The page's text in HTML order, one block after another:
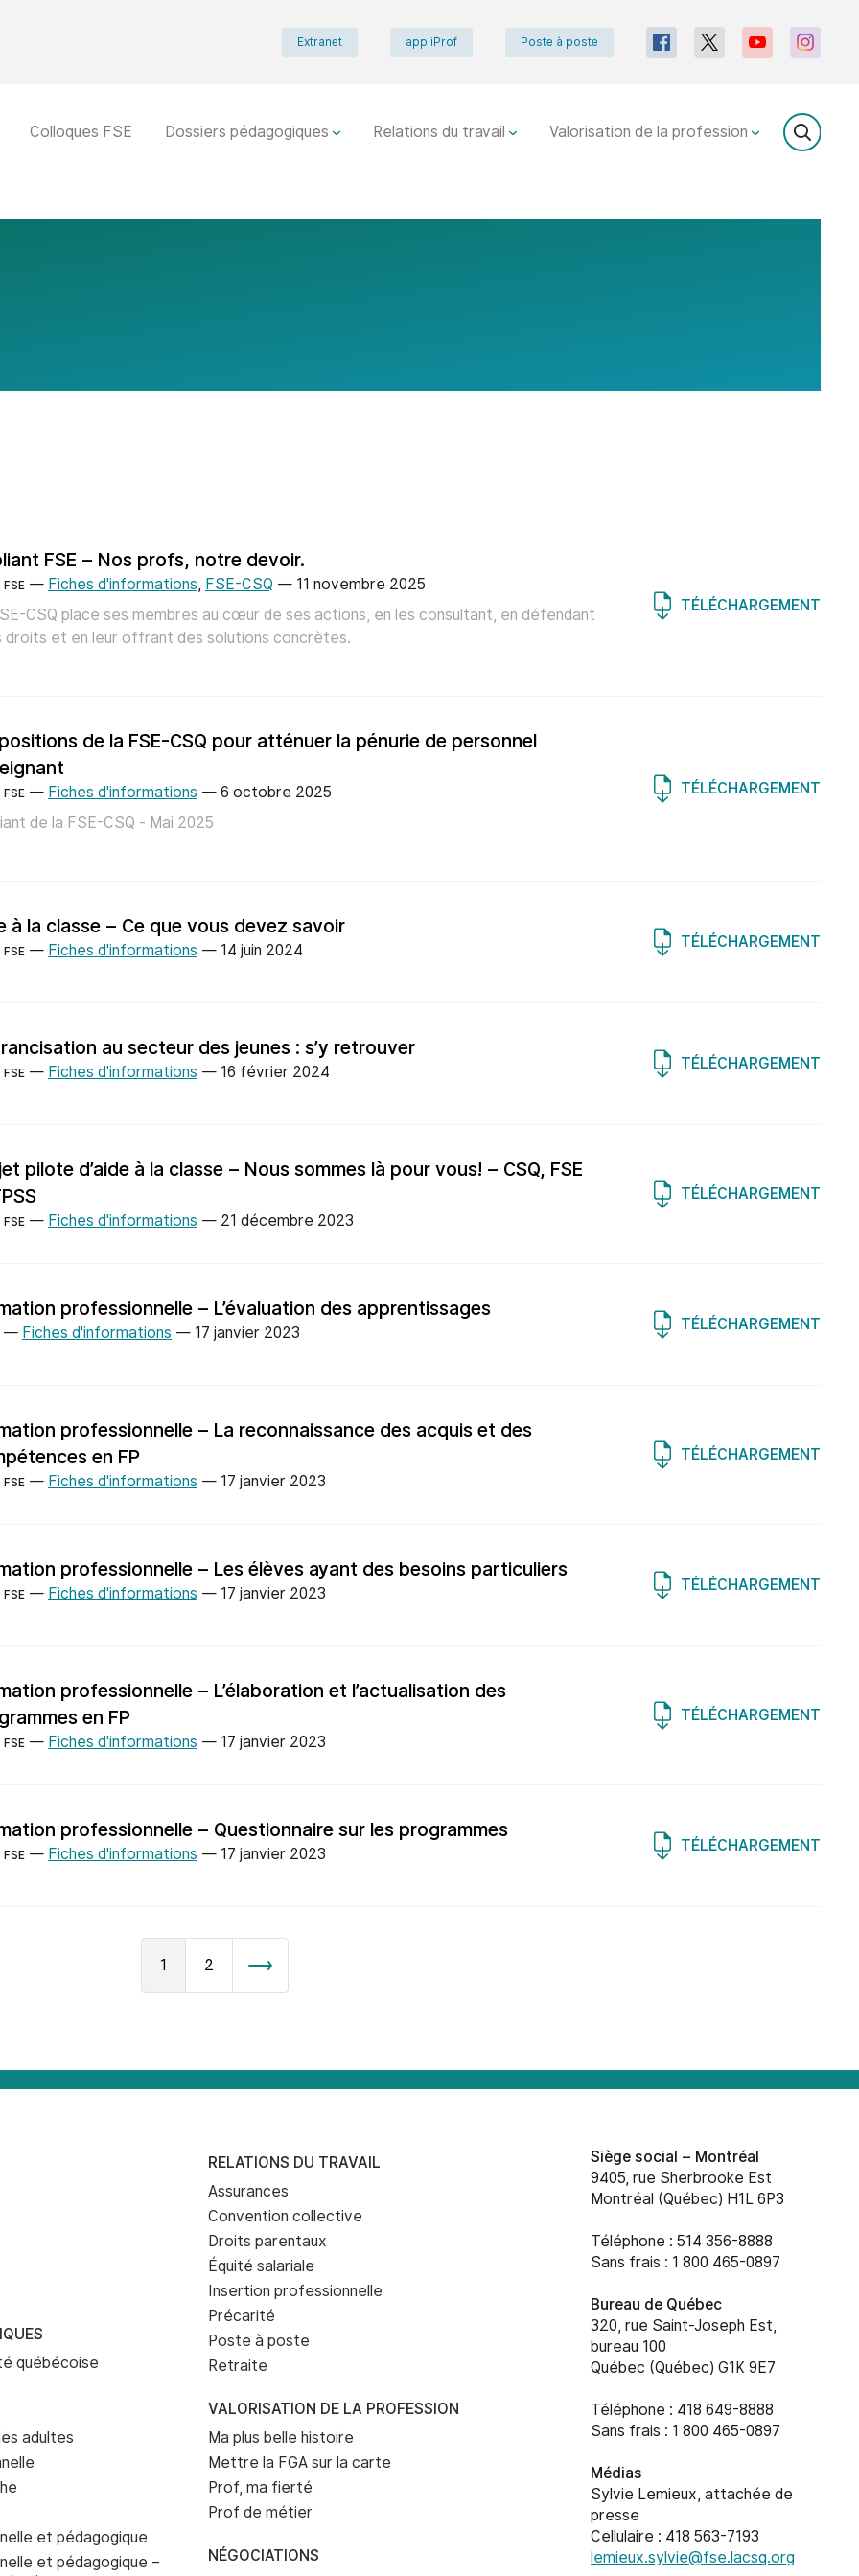
Extranet appliProf Poste à poste
Colloques FSE Dossiers pédagogiques Relations du travail Valorisation de la profession
FSE – Nos profs, notre devoir.
FSE — Fiches d'informations, FSE-CSQ — 11 novembre 2025
CSQ place ses membres au cœur de ses actions, en les consultant, en défendant
droits et en leur offrant des solutions concrètes.
TÉLÉCHARGEMENT
de la FSE-CSQ pour atténuer la pénurie de personnel
FSE — Fiches d'informations — 6 octobre 2025
de la FSE-CSQ - Mai 2025
TÉLÉCHARGEMENT
à la classe – Ce que vous devez savoir
FSE — Fiches d'informations — 14 juin 2024 TÉLÉCHARGEMENT
au secteur des jeunes : s’y retrouver
FSE — Fiches d'informations — 16 février 2024 TÉLÉCHARGEMENT
pilote d’aide à la classe – Nous sommes là pour vous! – CSQ, FSE
FSE — Fiches d'informations — 21 décembre 2023
TÉLÉCHARGEMENT
professionnelle – L’évaluation des apprentissages
— Fiches d'informations — 17 janvier 2023 TÉLÉCHARGEMENT
professionnelle – La reconnaissance des acquis et des
en FP
FSE — Fiches d'informations — 17 janvier 2023
TÉLÉCHARGEMENT
professionnelle – Les élèves ayant des besoins particuliers
FSE — Fiches d'informations — 17 janvier 2023 TÉLÉCHARGEMENT
professionnelle – L’élaboration et l’actualisation des
en FP
FSE — Fiches d'informations — 17 janvier 2023
TÉLÉCHARGEMENT
professionnelle – Questionnaire sur les programmes
FSE — Fiches d'informations — 17 janvier 2023 TÉLÉCHARGEMENT
1 2
Suivant
québécoise
adultes
et pédagogique
et pédagogique –
RELATIONS DU TRAVAIL
Assurances
Convention collective
Droits parentaux
Équité salariale
Insertion professionnelle
Précarité
Poste à poste
Retraite
VALORISATION DE LA PROFESSION
Ma plus belle histoire
Mettre la FGA sur la carte
Prof, ma fierté
Prof de métier
NÉGOCIATIONS
Siège social – Montréal
9405, rue Sherbrooke Est
Montréal (Québec) H1L 6P3
Téléphone : 514 356-8888
Sans frais : 1 800 465-0897
Bureau de Québec
320, rue Saint-Joseph Est,
bureau 100
Québec (Québec) G1K 9E7
Téléphone : 418 649-8888
Sans frais : 1 800 465-0897
Médias
Sylvie Lemieux, attachée de
presse
Cellulaire : 418 563-7193
lemieux.sylvie@fse.lacsq.org